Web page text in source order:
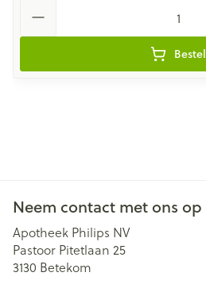
Bestel
Neem contact met ons op
Apotheek Philips NV
Pastoor Pitetlaan 25
3130 Betekom